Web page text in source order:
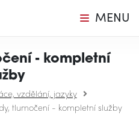
MENU
- kompletní
vzdělání, jazyky
tlumočení - kompletní služby